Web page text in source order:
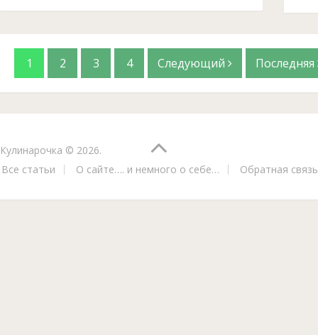
1 2 3 4 Следующий Последняя
Кулинарочка © 2026.
Все статьи
О сайте…. и немного о себе… Обратная связь